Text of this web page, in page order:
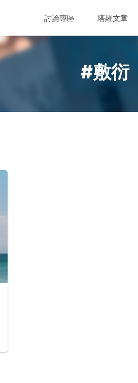
討論專區 塔羅文章
#敷衍